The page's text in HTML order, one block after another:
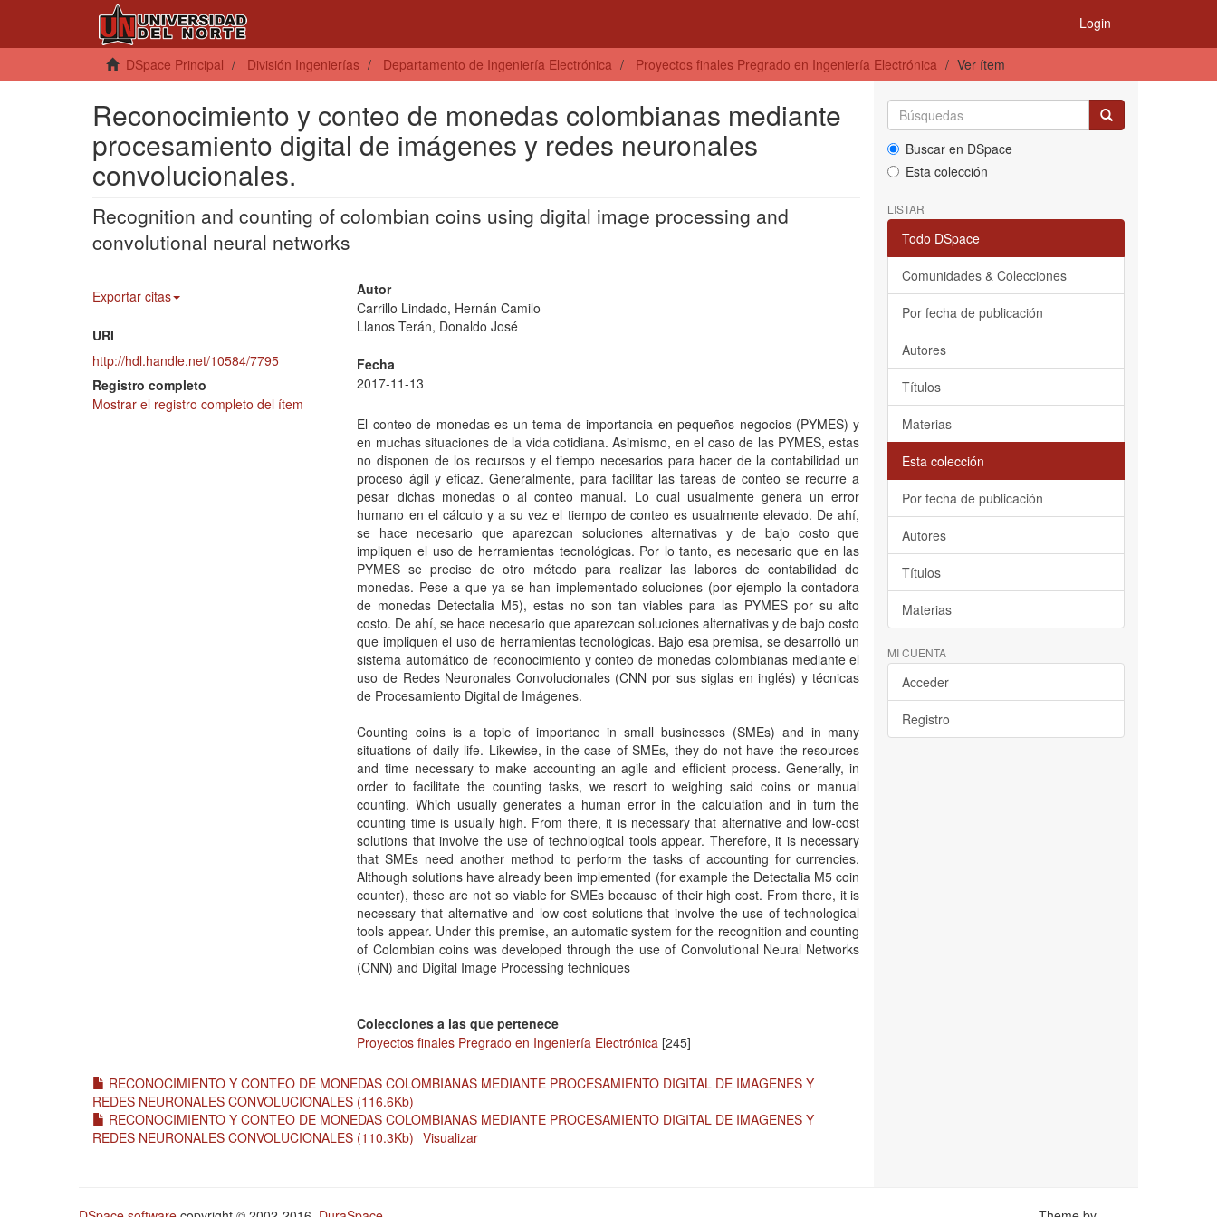
Login
DSpace Principal División Ingenierías Departamento de Ingeniería Electrónica Proyectos finales Pregrado en Ingeniería Electrónica Ver ítem
Reconocimiento y conteo de monedas colombianas mediante
procesamiento digital de imágenes y redes neuronales
convolucionales.
Recognition and counting of colombian coins using digital image processing and
convolutional neural networks
Exportar citas
URI
http://hdl.handle.net/10584/7795
Registro completo
Mostrar el registro completo del ítem
Autor
Carrillo Lindado, Hernán Camilo
Llanos Terán, Donaldo José
Fecha
2017-11-13
El conteo de monedas es un tema de importancia en pequeños negocios (PYMES) y
en muchas situaciones de la vida cotidiana. Asimismo, en el caso de las PYMES, estas
no disponen de los recursos y el tiempo necesarios para hacer de la contabilidad un
proceso ágil y eficaz. Generalmente, para facilitar las tareas de conteo se recurre a
pesar dichas monedas o al conteo manual. Lo cual usualmente genera un error
humano en el cálculo y a su vez el tiempo de conteo es usualmente elevado. De ahí,
se hace necesario que aparezcan soluciones alternativas y de bajo costo que
impliquen el uso de herramientas tecnológicas. Por lo tanto, es necesario que en las
PYMES se precise de otro método para realizar las labores de contabilidad de
monedas. Pese a que ya se han implementado soluciones (por ejemplo la contadora
de monedas Detectalia M5), estas no son tan viables para las PYMES por su alto
costo. De ahí, se hace necesario que aparezcan soluciones alternativas y de bajo costo
que impliquen el uso de herramientas tecnológicas. Bajo esa premisa, se desarrolló un
sistema automático de reconocimiento y conteo de monedas colombianas mediante el
uso de Redes Neuronales Convolucionales (CNN por sus siglas en inglés) y técnicas
de Procesamiento Digital de Imágenes.
Counting coins is a topic of importance in small businesses (SMEs) and in many
situations of daily life. Likewise, in the case of SMEs, they do not have the resources
and time necessary to make accounting an agile and efficient process. Generally, in
order to facilitate the counting tasks, we resort to weighing said coins or manual
counting. Which usually generates a human error in the calculation and in turn the
counting time is usually high. From there, it is necessary that alternative and low-cost
solutions that involve the use of technological tools appear. Therefore, it is necessary
that SMEs need another method to perform the tasks of accounting for currencies.
Although solutions have already been implemented (for example the Detectalia M5 coin
counter), these are not so viable for SMEs because of their high cost. From there, it is
necessary that alternative and low-cost solutions that involve the use of technological
tools appear. Under this premise, an automatic system for the recognition and counting
of Colombian coins was developed through the use of Convolutional Neural Networks
(CNN) and Digital Image Processing techniques
Colecciones a las que pertenece
Proyectos finales Pregrado en Ingeniería Electrónica [245]
RECONOCIMIENTO Y CONTEO DE MONEDAS COLOMBIANAS MEDIANTE PROCESAMIENTO DIGITAL DE IMAGENES Y
REDES NEURONALES CONVOLUCIONALES (116.6Kb)
RECONOCIMIENTO Y CONTEO DE MONEDAS COLOMBIANAS MEDIANTE PROCESAMIENTO DIGITAL DE IMAGENES Y
REDES NEURONALES CONVOLUCIONALES (110.3Kb) Visualizar
Buscar en DSpace
Esta colección
LISTAR
Todo DSpace
Comunidades & Colecciones
Por fecha de publicación
Autores
Títulos
Materias
Esta colección
Por fecha de publicación
Autores
Títulos
Materias
MI CUENTA
Acceder
Registro